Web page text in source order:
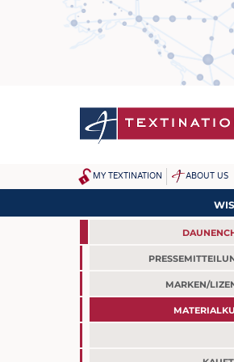
MY TEXTINATION ABOUT US
MARKEN/